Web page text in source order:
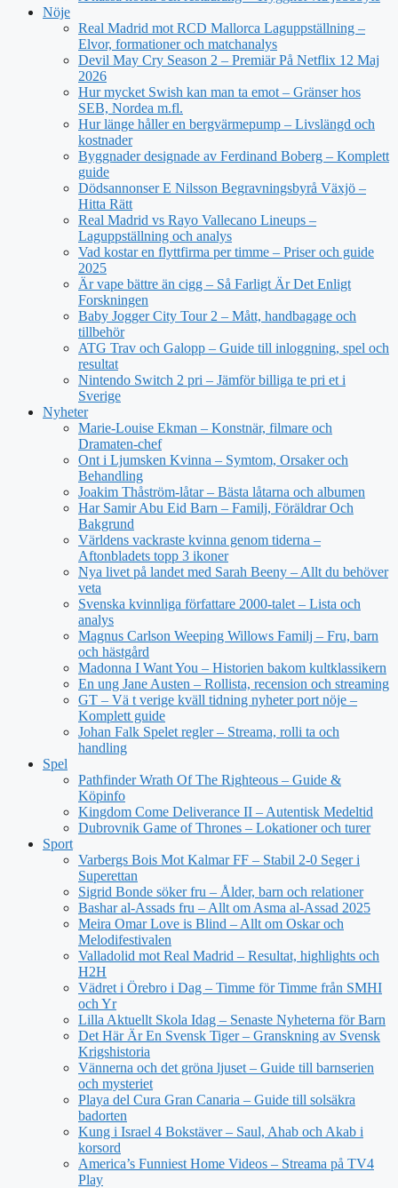
Nöje
Real Madrid mot RCD Mallorca Laguppställning –
Elvor, formationer och matchanalys
Devil May Cry Season 2 – Premiär På Netflix 12 Maj
2026
Hur mycket Swish kan man ta emot – Gränser hos
SEB, Nordea m.fl.
Hur länge håller en bergvärmepump – Livslängd och
kostnader
Byggnader designade av Ferdinand Boberg – Komplett
guide
Dödsannonser E Nilsson Begravningsbyrå Växjö –
Hitta Rätt
Real Madrid vs Rayo Vallecano Lineups –
Laguppställning och analys
Vad kostar en flyttfirma per timme – Priser och guide
2025
Är vape bättre än cigg – Så Farligt Är Det Enligt
Forskningen
Baby Jogger City Tour 2 – Mått, handbagage och
tillbehör
ATG Trav och Galopp – Guide till inloggning, spel och
resultat
Nintendo Switch 2 pri – Jämför billiga te pri et i
Sverige
Nyheter
Marie-Louise Ekman – Konstnär, filmare och
Dramaten-chef
Ont i Ljumsken Kvinna – Symtom, Orsaker och
Behandling
Joakim Thåström-låtar – Bästa låtarna och albumen
Har Samir Abu Eid Barn – Familj, Föräldrar Och
Bakgrund
Världens vackraste kvinna genom tiderna –
Aftonbladets topp 3 ikoner
Nya livet på landet med Sarah Beeny – Allt du behöver
veta
Svenska kvinnliga författare 2000-talet – Lista och
analys
Magnus Carlson Weeping Willows Familj – Fru, barn
och hästgård
Madonna I Want You – Historien bakom kultklassikern
En ung Jane Austen – Rollista, recension och streaming
GT – Vä t verige kväll tidning nyheter port nöje –
Komplett guide
Johan Falk Spelet regler – Streama, rolli ta och
handling
Spel
Pathfinder Wrath Of The Righteous – Guide &
Köpinfo
Kingdom Come Deliverance II – Autentisk Medeltid
Dubrovnik Game of Thrones – Lokationer och turer
Sport
Varbergs Bois Mot Kalmar FF – Stabil 2-0 Seger i
Superettan
Sigrid Bonde söker fru – Ålder, barn och relationer
Bashar al-Assads fru – Allt om Asma al-Assad 2025
Meira Omar Love is Blind – Allt om Oskar och
Melodifestivalen
Valladolid mot Real Madrid – Resultat, highlights och
H2H
Vädret i Örebro i Dag – Timme för Timme från SMHI
och Yr
Lilla Aktuellt Skola Idag – Senaste Nyheterna för Barn
Det Här Är En Svensk Tiger – Granskning av Svensk
Krigshistoria
Vännerna och det gröna ljuset – Guide till barnserien
och mysteriet
Playa del Cura Gran Canaria – Guide till solsäkra
badorten
Kung i Israel 4 Bokstäver – Saul, Ahab och Akab i
korsord
America’s Funniest Home Videos – Streama på TV4
Play